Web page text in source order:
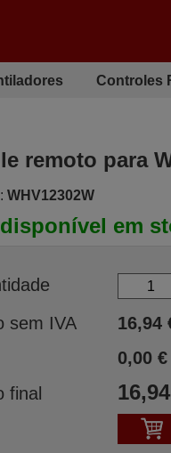
Controles
remoto para
WHV12302W
em
sem IVA
16,94
0,00€
final
16,94